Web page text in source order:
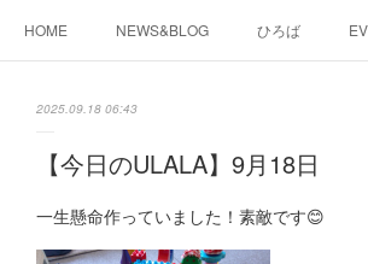
HOME NEWS&BLOG ひろば
2025.09.18 06:43
【今日のULALA】9月18日
一生懸命作っていました！素敵です😊